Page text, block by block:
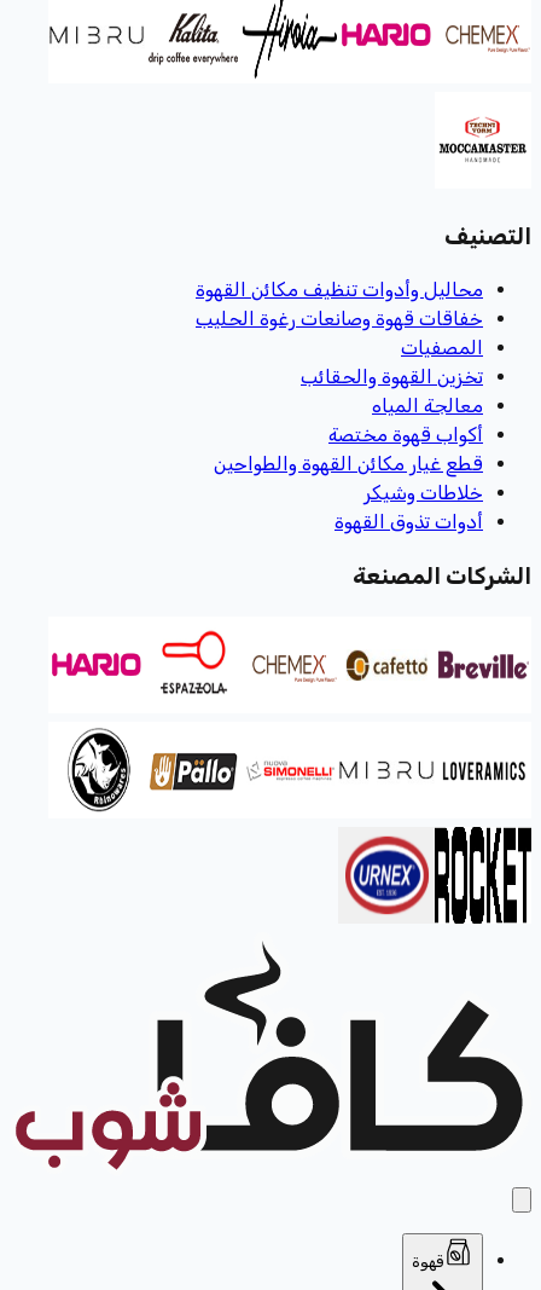
التصنيف
محاليل وأدوات تنظيف مكائن القهوة
خفاقات قهوة وصانعات رغوة الحليب
المصفيات
تخزين القهوة والحقائب
معالجة المياه
أكواب قهوة مختصة
قطع غيار مكائن القهوة والطواحين
خلاطات وشيكر
أدوات تذوق القهوة
الشركات المصنعة
قهوة